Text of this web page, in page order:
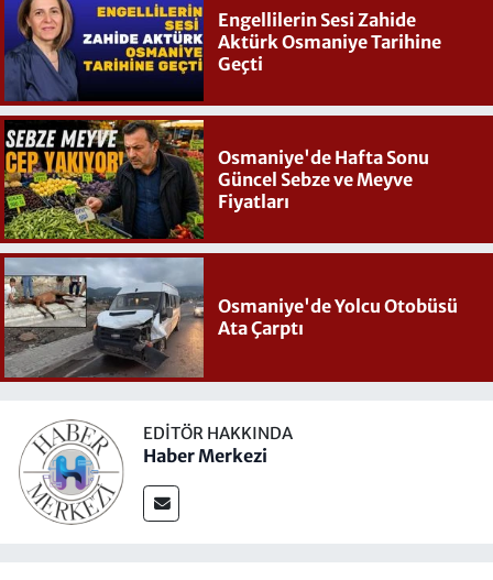
Engellilerin Sesi Zahide
Aktürk Osmaniye Tarihine
Geçti
Osmaniye'de Hafta Sonu
Güncel Sebze ve Meyve
Fiyatları
Osmaniye'de Yolcu Otobüsü
Ata Çarptı
EDITÖR HAKKINDA
Haber Merkezi